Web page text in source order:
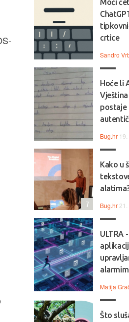
Moći
crtice
Sandro
Hoće li
postaje
Bug.hr
Kako u
Bug.hr 21.
7
ULTRA
Matija
Što